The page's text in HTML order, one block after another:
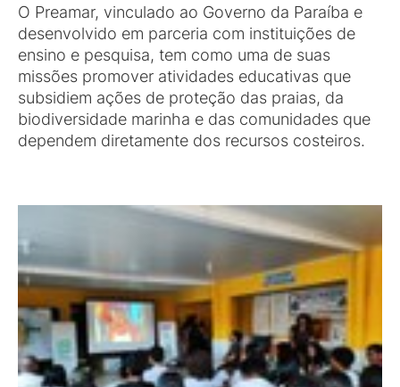
O Preamar, vinculado ao Governo da Paraíba e
desenvolvido em parceria com instituições de
ensino e pesquisa, tem como uma de suas
missões promover atividades educativas que
subsidiem ações de proteção das praias, da
biodiversidade marinha e das comunidades que
dependem diretamente dos recursos costeiros.